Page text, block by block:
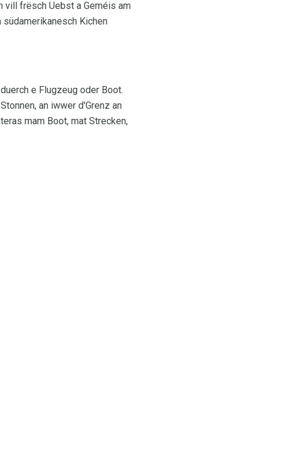
vill frësch Uebst a Geméis am
Kichen
e Flugzeug oder Boot.
an iwwer d'Grenz an
mam Boot, mat Strecken,